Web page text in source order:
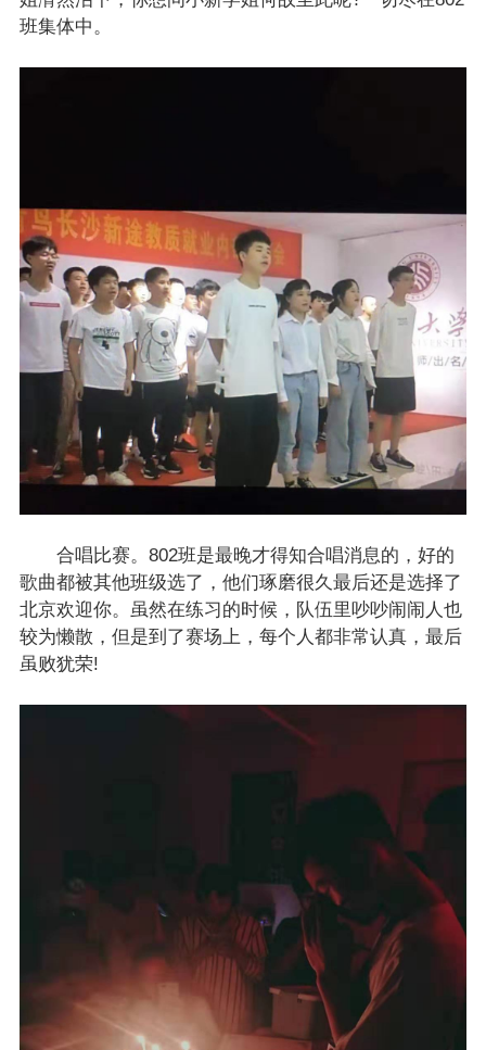
班集体中。
合唱比赛。802班是最晚才得知合唱消息的，好的
歌曲都被其他班级选了，他们琢磨很久最后还是选择了
北京欢迎你。虽然在练习的时候，队伍里吵吵闹闹人也
较为懒散，但是到了赛场上，每个人都非常认真，最后
虽败犹荣!